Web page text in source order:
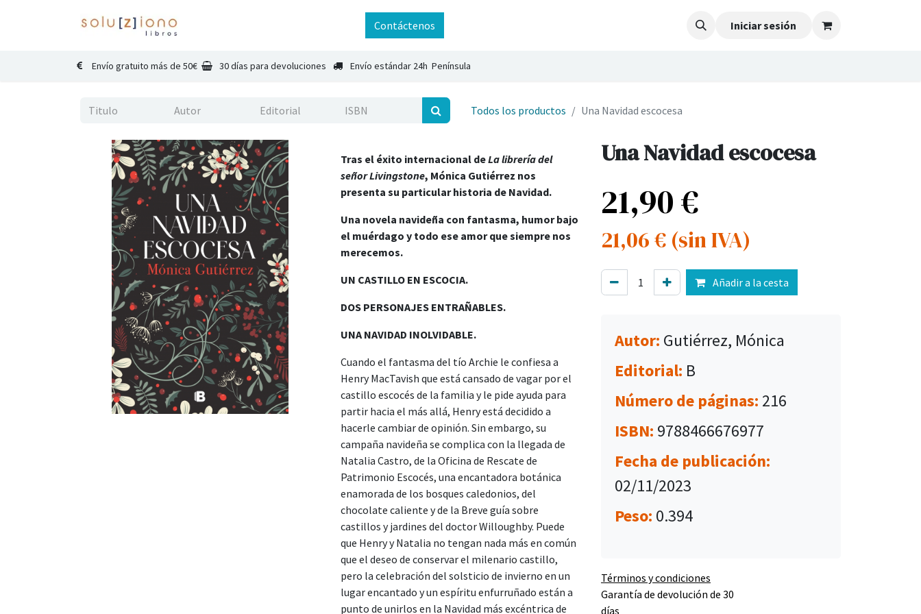
Contáctenos Iniciar sesión
Envío gratuito más de 50€ 30 días para devoluciones Envío estándar 24h Península
Todos los productos Una Navidad escocesa
Tras el éxito internacional deLa librería del
señor Livingstone, Mónica Gutiérrez nos
presenta su particular historia de Navidad.
Una novela navideña con fantasma, humor bajo
el muérdago y todo ese amor que siempre nos
merecemos.
UN CASTILLO EN ESCOCIA.
DOS PERSONAJES ENTRAÑABLES.
UNA NAVIDAD INOLVIDABLE.
Cuando el fantasma del tío Archie le confiesa a
Henry MacTavish que está cansado de vagar por el
castillo escocés de la familia y le pide ayuda para
partir hacia el más allá, Henry está decidido a
hacerle cambiar de opinión. Sin embargo, su
campaña navideña se complica con la llegada de
Natalia Castro, de la Oficina de Rescate de
Patrimonio Escocés, una encantadora botánica
enamorada de los bosques caledonios, del
chocolate caliente y de la Breve guía sobre
castillos y jardines del doctor Willoughby. Puede
que Henry y Natalia no tengan nada más en común
que el deseo de conservar el milenario castillo,
pero la celebración del solsticio de invierno en un
lugar encantado y un espíritu enfurruñado están a
punto de unirlos en la Navidad más excéntrica de
Una Navidad escocesa
21,90€
21,06€ (sin IVA)
Añadir a la cesta
Autor: Gutiérrez, Mónica
Editorial: B
Número de páginas: 216
ISBN: 9788466676977
Fecha de publicación:
02/11/2023
Peso: 0.394
Términos y condiciones
Garantía de devolución de 30
días